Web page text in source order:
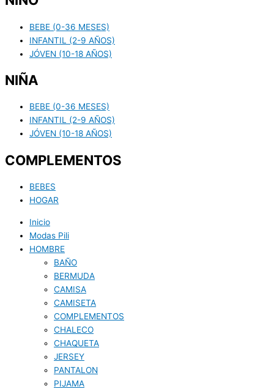
BEBE (0-36 MESES)
INFANTIL (2-9 AÑOS)
JÓVEN (10-18 AÑOS)
NIÑA
BEBE (0-36 MESES)
INFANTIL (2-9 AÑOS)
JÓVEN (10-18 AÑOS)
COMPLEMENTOS
BEBES
HOGAR
Inicio
Modas Pili
HOMBRE
BAÑO
BERMUDA
CAMISA
CAMISETA
COMPLEMENTOS
CHALECO
CHAQUETA
JERSEY
PANTALON
PIJAMA